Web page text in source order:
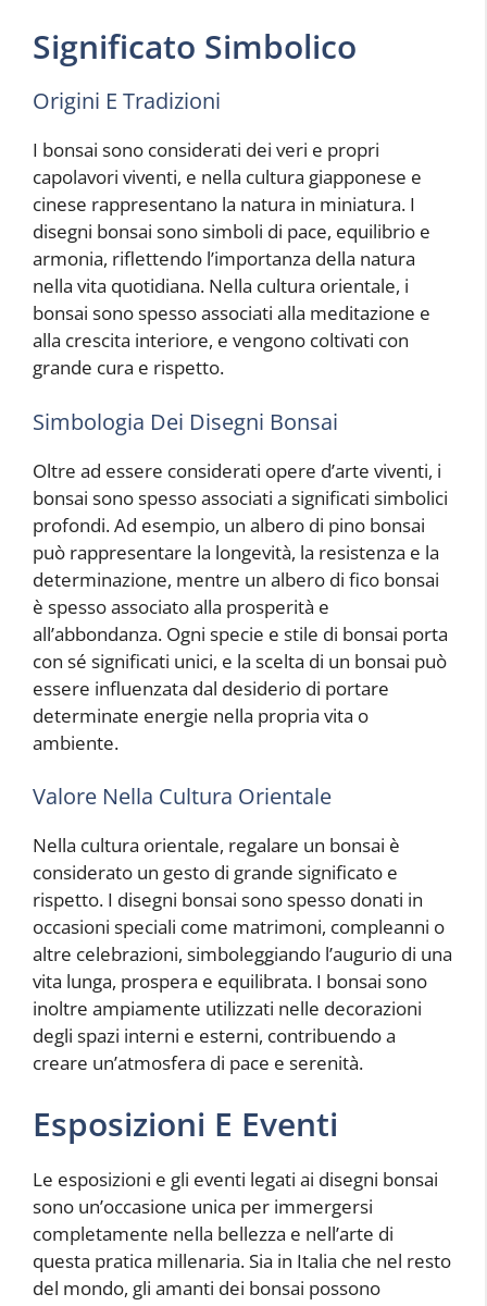
Significato Simbolico
Origini E Tradizioni
I bonsai sono considerati dei veri e propri
capolavori viventi, e nella cultura giapponese e
cinese rappresentano la natura in miniatura. I
disegni bonsai sono simboli di pace, equilibrio e
armonia, riflettendo l’importanza della natura
nella vita quotidiana. Nella cultura orientale, i
bonsai sono spesso associati alla meditazione e
alla crescita interiore, e vengono coltivati con
grande cura e rispetto.
Simbologia Dei Disegni Bonsai
Oltre ad essere considerati opere d’arte viventi, i
bonsai sono spesso associati a significati simbolici
profondi. Ad esempio, un albero di pino bonsai
può rappresentare la longevità, la resistenza e la
determinazione, mentre un albero di fico bonsai
è spesso associato alla prosperità e
all’abbondanza. Ogni specie e stile di bonsai porta
con sé significati unici, e la scelta di un bonsai può
essere influenzata dal desiderio di portare
determinate energie nella propria vita o
ambiente.
Valore Nella Cultura Orientale
Nella cultura orientale, regalare un bonsai è
considerato un gesto di grande significato e
rispetto. I disegni bonsai sono spesso donati in
occasioni speciali come matrimoni, compleanni o
altre celebrazioni, simboleggiando l’augurio di una
vita lunga, prospera e equilibrata. I bonsai sono
inoltre ampiamente utilizzati nelle decorazioni
degli spazi interni e esterni, contribuendo a
creare un’atmosfera di pace e serenità.
Esposizioni E Eventi
Le esposizioni e gli eventi legati ai disegni bonsai
sono un’occasione unica per immergersi
completamente nella bellezza e nell’arte di
questa pratica millenaria. Sia in Italia che nel resto
del mondo, gli amanti dei bonsai possono